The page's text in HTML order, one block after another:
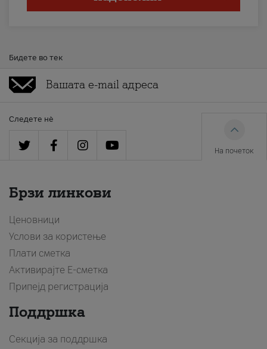
Бидете во тек
Следете нè
На почеток
Брзи линкови
Ценовници
Услови за користење
Плати сметка
Активирајте Е-сметка
Припејд регистрација
Поддршка
Секција за поддршка